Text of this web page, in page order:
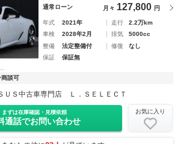
通常ローン 月々 127,800 円
年式 2021年 走行
2.2万km
車検
2028年2月 排気
5000cc
整備
法定整備付 修復
なし
保証
保証無
商談可
ＵＳ中古車専門店 Ｌ．ＳＥＬＥＣＴ
まずは在庫確認・見積依頼
通話でお問い合わせ
お気に入り